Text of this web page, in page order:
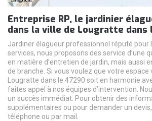
Entreprise RP, le jardinier
dans la ville de Lougratte dans
Jardiner élagueur professionnel réputé pour
services, nous proposons des service d’une
en matière d’entretien de jardin, mais aussi
de branche. Si vous voulez que votre espace
Lougratte dans le 47290 soit en harmonie
faites appel à nos équipes d’intervention.
un succès immédiat. Pour obtenir des
supplémentaires ou pour demander un
téléphone ou par mail.